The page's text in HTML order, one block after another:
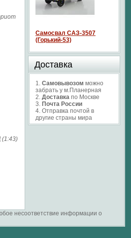
Самосвал САЗ-3507
(Горький-53)
Доставка
1. Самовывозом можно
забрать у м.Планерная
2. Доставка по Москве
3. Почта России
4. Отправка почтой в
другие страны мира
несоответствие информации о